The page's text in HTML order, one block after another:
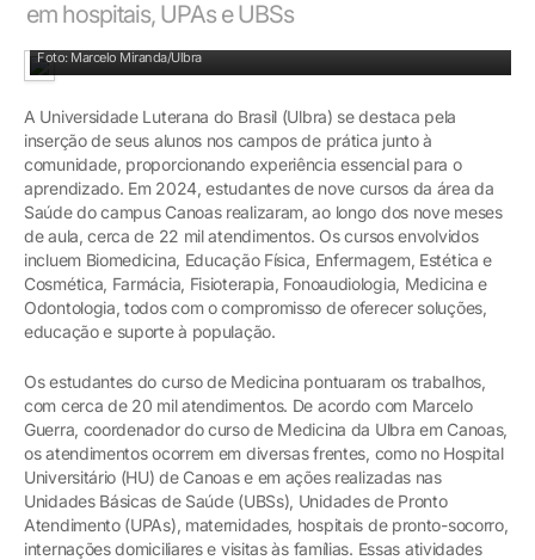
em hospitais, UPAs e UBSs
Foto: Marcelo Miranda/Ulbra
A Universidade Luterana do Brasil (Ulbra) se destaca pela
inserção de seus alunos nos campos de prática junto à
comunidade, proporcionando experiência essencial para o
aprendizado. Em 2024, estudantes de nove cursos da área da
Saúde do campus Canoas realizaram, ao longo dos nove meses
de aula, cerca de 22 mil atendimentos. Os cursos envolvidos
incluem Biomedicina, Educação Física, Enfermagem, Estética e
Cosmética, Farmácia, Fisioterapia, Fonoaudiologia, Medicina e
Odontologia, todos com o compromisso de oferecer soluções,
educação e suporte à população.
Os estudantes do curso de Medicina pontuaram os trabalhos,
com cerca de 20 mil atendimentos. De acordo com Marcelo
Guerra, coordenador do curso de Medicina da Ulbra em Canoas,
os atendimentos ocorrem em diversas frentes, como no Hospital
Universitário (HU) de Canoas e em ações realizadas nas
Unidades Básicas de Saúde (UBSs), Unidades de Pronto
Atendimento (UPAs), maternidades, hospitais de pronto-socorro,
internações domiciliares e visitas às famílias. Essas atividades